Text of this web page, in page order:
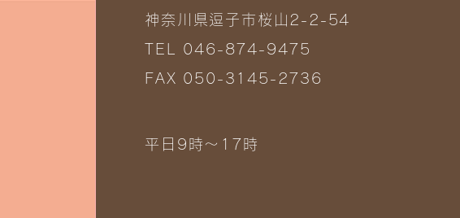
神奈川県逗子市桜山2-2-54
TEL 046-874-9475
FAX 050-3145-2736
平日9時～17時